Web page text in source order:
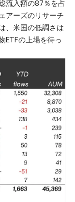
流入額の87％を占
アーズのリサーチ
、米国の低調さは
ETFの上場を待っ